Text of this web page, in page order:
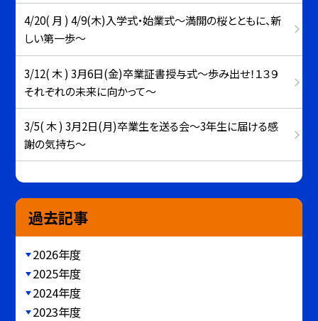
4/20( 月 ) 4/9(木)入学式・始業式～満開の桜とともに、新
しい第一歩～
3/12( 木 ) 3月6日(金)卒業証書授与式～歩み出せ！１３９
それぞれの未来に向かって～
3/5( 木 ) 3月2日(月)卒業生を送る会～3年生に届ける感
謝の気持ち～
過去記事
2026年度
2025年度
2024年度
2023年度